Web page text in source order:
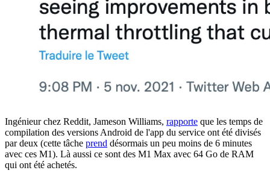
Ingénieur chez Reddit, Jameson Williams, rapporte que les temps de
compilation des versions Android de l'app du service ont été divisés
par deux (cette tâche prend désormais un peu moins de 6 minutes
avec ces M1). Là aussi ce sont des M1 Max avec 64 Go de RAM
qui ont été achetés.